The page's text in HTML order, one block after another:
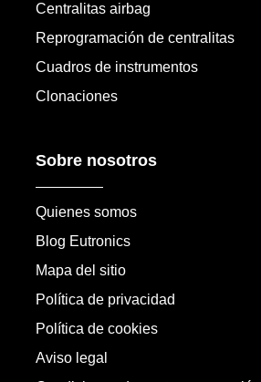
Centralitas airbag
Reprogramación de centralitas
Cuadros de instrumentos
Clonaciones
Sobre nosotros
Quienes somos
Blog Eutronics
Mapa del sitio
Política de privacidad
Política de cookies
Aviso legal